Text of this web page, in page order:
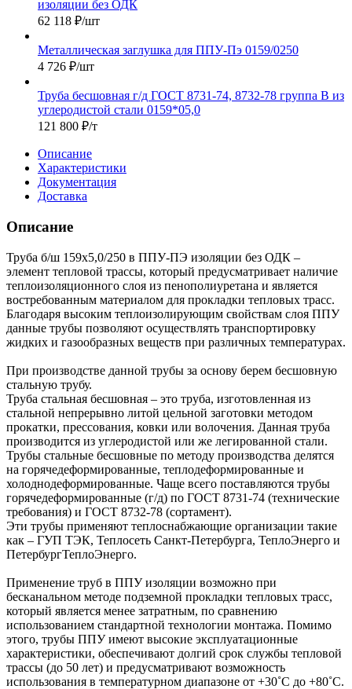
изоляции без ОДК
62 118 ₽/шт
Металлическая заглушка для ППУ-Пэ 0159/0250
4 726 ₽/шт
Труба бесшовная г/д ГОСТ 8731-74, 8732-78 группа В из
углеродистой стали 0159*05,0
121 800 ₽/т
Описание
Характеристики
Документация
Доставка
Описание
Труба б/ш 159х5,0/250 в ППУ-ПЭ изоляции без ОДК –
элемент тепловой трассы, который предусматривает наличие
теплоизоляционного слоя из пенополиуретана и является
востребованным материалом для прокладки тепловых трасс.
Благодаря высоким теплоизолирующим свойствам слоя ППУ
данные трубы позволяют осуществлять транспортировку
жидких и газообразных веществ при различных температурах.
При производстве данной трубы за основу берем бесшовную
стальную трубу.
Труба стальная бесшовная – это труба, изготовленная из
стальной непрерывно литой цельной заготовки методом
прокатки, прессования, ковки или волочения. Данная труба
производится из углеродистой или же легированной стали.
Трубы стальные бесшовные по методу производства делятся
на горячедеформированные, теплодеформированные и
холоднодеформированные. Чаще всего поставляются трубы
горячедеформированные (г/д) по ГОСТ 8731-74 (технические
требования) и ГОСТ 8732-78 (сортамент).
Эти трубы применяют теплоснабжающие организации такие
как – ГУП ТЭК, Теплосеть Санкт-Петербурга, ТеплоЭнерго и
ПетербургТеплоЭнерго.
Применение труб в ППУ изоляции возможно при
бесканальном методе подземной прокладки тепловых трасс,
который является менее затратным, по сравнению
использованием стандартной технологии монтажа. Помимо
этого, трубы ППУ имеют высокие эксплуатационные
характеристики, обеспечивают долгий срок службы тепловой
трассы (до 50 лет) и предусматривают возможность
использования в температурном диапазоне от +30˚C до +80˚C.